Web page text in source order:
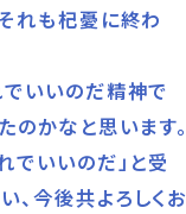
れも杞憂に終わ
いいのだ精神で
のかなと思います。
でいいのだ」と受
、今後共よろしくお